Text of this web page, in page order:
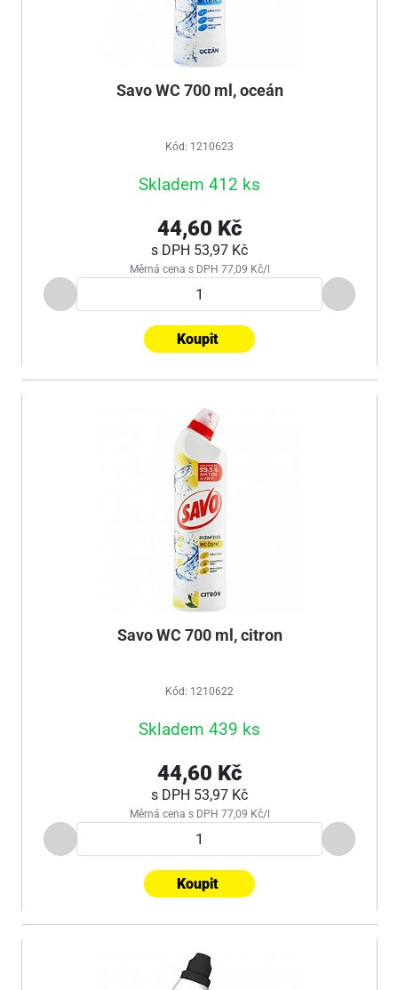
Savo WC 700 ml, oceán
Kód: 1210623
Skladem 412 ks
44,60 Kč
s DPH 53,97 Kč
Měrná cena s DPH 77,09 Kč/l
Koupit
Savo WC 700 ml, citron
Kód: 1210622
Skladem 439 ks
44,60 Kč
s DPH 53,97 Kč
Měrná cena s DPH 77,09 Kč/l
Koupit